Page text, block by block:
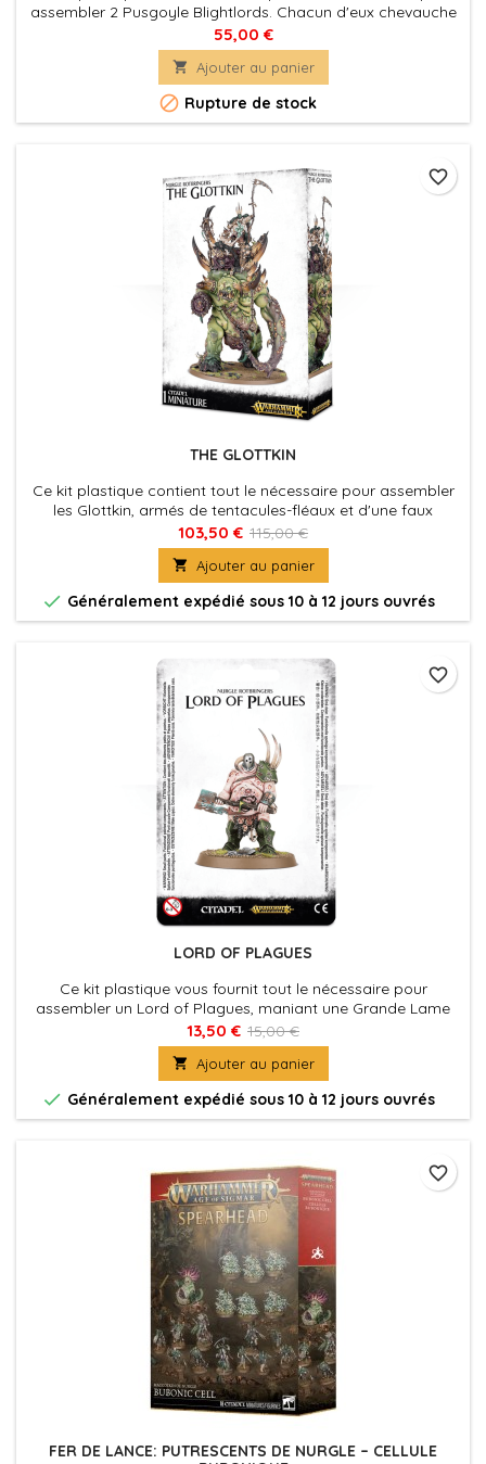
assembler 2 Pusgoyle Blightlords. Chacun d'eux chevauche
une énorme Rot Fly, un insecte repoussant aux quatre ailes
diaphanes, qui bourdonne dans le ciel en dégouttant de
liquides immondes et corrosifs.
55,00 €
 Ajouter au panier
 Rupture de stock
THE GLOTTKIN
Ce kit plastique contient tout le nécessaire pour assembler
les Glottkin, armés de tentacules-fléaux et d'une faux
enduite de poison, et capables de déverser d'horribles
torrents pestilentiels et corrosifs. Comprend un socle rond
Citadel de 130mm.
103,50 € 115,00 €
 Ajouter au panier
 Généralement expédié sous 10 à 12 jours ouvrés
favorite_border
LORD OF PLAGUES
Ce kit plastique vous fournit tout le nécessaire pour
assembler un Lord of Plagues, maniant une Grande Lame
Pestifère
13,50 € 15,00 €
 Ajouter au panier
 Généralement expédié sous 10 à 12 jours ouvrés
favorite_border
FER DE LANCE: PUTRESCENTS DE NURGLE – CELLULE
favorite_border